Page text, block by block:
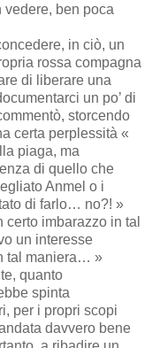
ben poca
in ciò, un
rossa compagna
di liberare una
un po’ di
storcendo
certa perplessità «
piaga, ma
di quello che
Anmel o i
di farlo… no?! »
imbarazzo in tal
un interesse
tal maniera… »
quanto
spinta
per i propri scopi
davvero bene